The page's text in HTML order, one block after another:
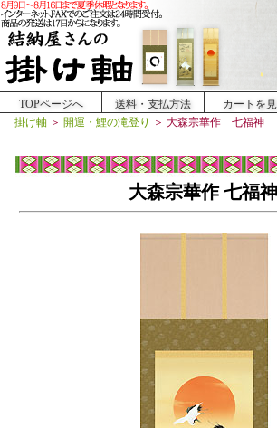
TOPページへ 送料・支払方法 カートを
掛け軸 ＞ 開運・鯉の滝登り ＞ 大森宗華作 七福神
大森宗華作 七福神